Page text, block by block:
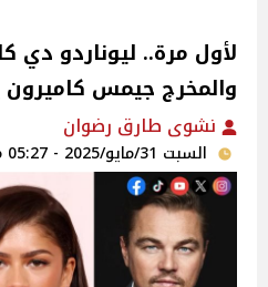
لأول مرة.. ليوناردو دي
والمخرج جيمس
نشوى طارق رضوان
السبت 31/مايو/2025 - 05:27 م